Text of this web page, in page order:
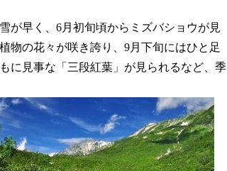
が早く、6月初旬頃からミズバショウが見
物の花々が咲き誇り、9月下旬にはひと足
に見事な「三段紅葉」が見られるなど、季